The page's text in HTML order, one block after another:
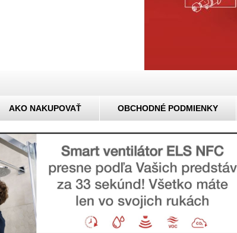
AKO NAKUPOVAŤ OBCHODNÉ PODMIENKY